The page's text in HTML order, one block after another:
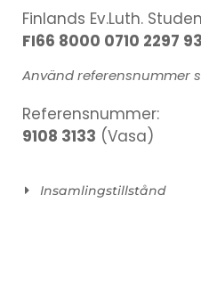
Finlands Ev.Luth.
FI66 8000 0710 2297
Använd referensnummer
Referensnummer:
9108 3133 (Vasa)
Insamlingstillstånd